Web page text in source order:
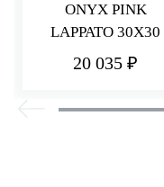
ONYX PINK
LAPPATO 30X30
20 035 ₽